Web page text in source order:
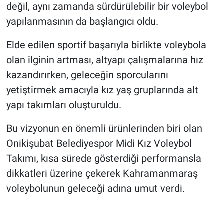
değil, aynı zamanda sürdürülebilir bir voleybol
yapılanmasının da başlangıcı oldu.
Elde edilen sportif başarıyla birlikte voleybola
olan ilginin artması, altyapı çalışmalarına hız
kazandırırken, geleceğin sporcularını
yetiştirmek amacıyla kız yaş gruplarında alt
yapı takımları oluşturuldu.
Bu vizyonun en önemli ürünlerinden biri olan
Onikişubat Belediyespor Midi Kız Voleybol
Takımı, kısa sürede gösterdiği performansla
dikkatleri üzerine çekerek Kahramanmaraş
voleybolunun geleceği adına umut verdi.